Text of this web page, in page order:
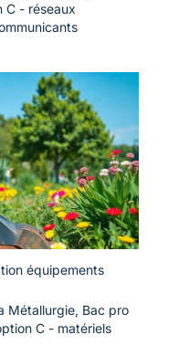
C - réseaux
équipements
Métallurgie, Bac pro
C - matériels